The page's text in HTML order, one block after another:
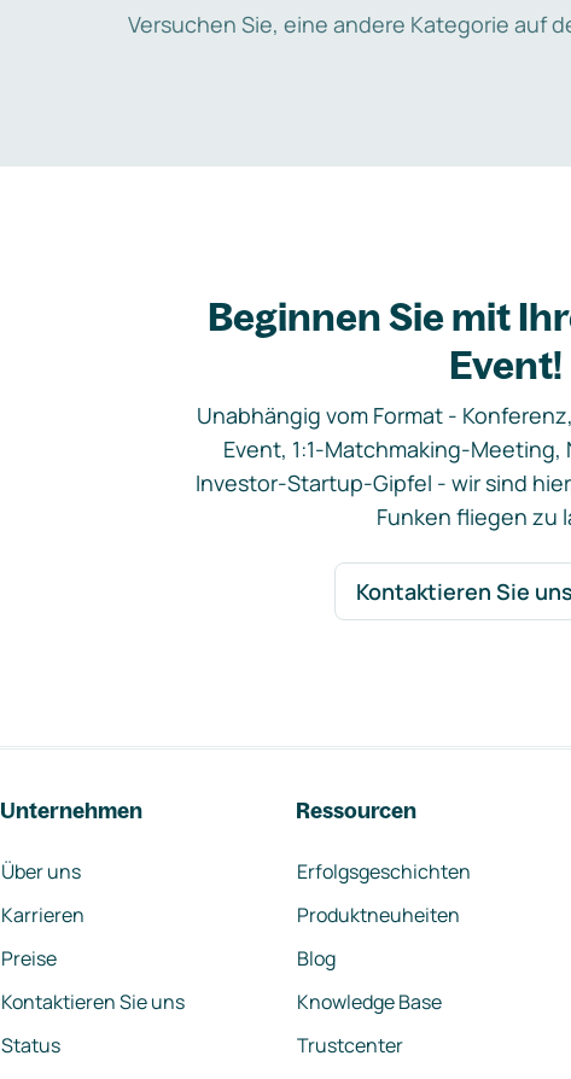
Versuchen Sie, eine andere Kategorie auf
Beginnen Sie mit
Event!
Unabhängig vom Format -
Event, 1:1-Matchmaking-
Investor-Startup-Gipfel - wir sind
Funken fliegen zu
Kontaktieren Sie
Unternehmen
Über uns
Karrieren
Preise
Kontaktieren Sie uns
Status
Ressourcen
Erfolgsgeschichten
Produktneuheiten
Blog
Knowledge Base
Trustcenter